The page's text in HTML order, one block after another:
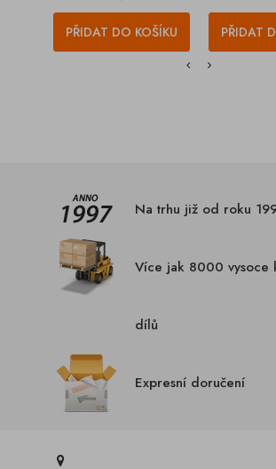
PŘIDAT DO KOŠÍKU PŘIDAT
Na trhu již od roku
Více jak 8000 vysoce
dílů
Expresní doručení